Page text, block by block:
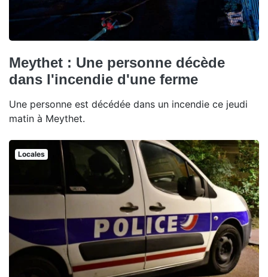
Meythet : Une personne décède
dans l'incendie d'une ferme
Une personne est décédée dans un incendie ce jeudi
matin à Meythet.
Locales